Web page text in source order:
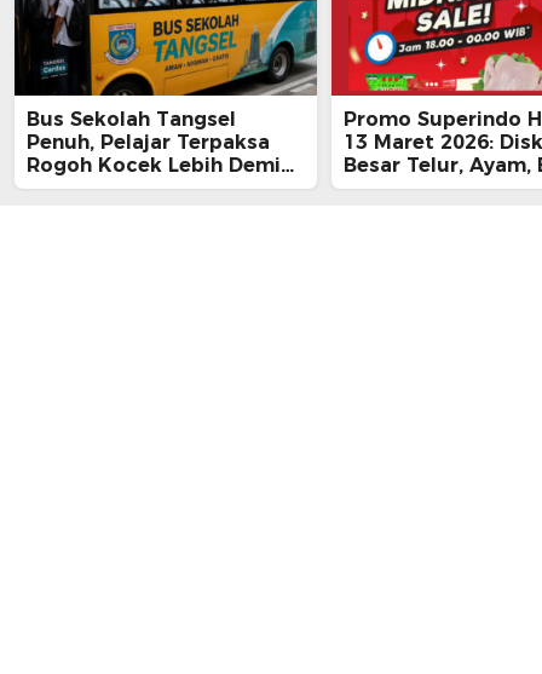
Bus Sekolah Tangsel
Penuh, Pelajar Terpaksa
Rogoh Kocek Lebih Demi
Tiba Tepat Waktu
Promo Superindo
13 Maret 2026:
Besar Telur, Ayam,
hingga Daging,